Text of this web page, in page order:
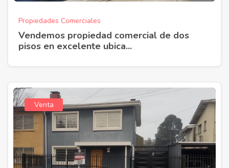
Propiedades Comerciales
Vendemos propiedad comercial de dos
pisos en excelente ubica...
Venta